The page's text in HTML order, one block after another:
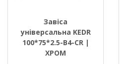
Завіса
універсальна KEDR
100*75*2.5-В4-CR |
ХРОМ